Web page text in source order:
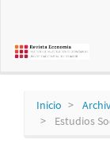
principal
Inicio
Estudios